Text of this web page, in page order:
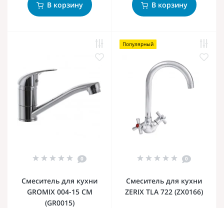
В корзину В корзину
0
Смеситель для кухни
GROMIX 004-15 СМ
(GR0015)
Популярный
0
Смеситель для кухни
ZERIX TLA 722 (ZX0166)